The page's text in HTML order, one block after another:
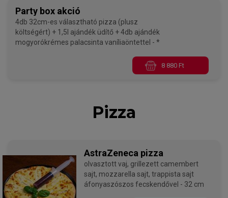
Party box akció
4db 32cm-es választható pizza (plusz
költségért) + 1,5l ajándék üdítő + 4db ajándék
mogyorókrémes palacsinta vaníliaöntettel - *
8 880 Ft
Pizza
AstraZeneca pizza
olvasztott vaj, grillezett camembert
sajt, mozzarella sajt, trappista sajt
áfonyaszószos fecskendővel - 32 cm